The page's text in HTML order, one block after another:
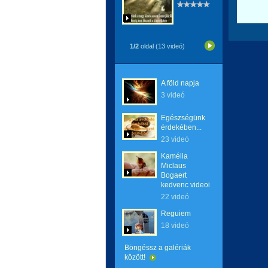
1/2 oldal (13 videó)
A föld napja
3 videó
Egészségünk
érdekében...
23 videó
Kamélia
Miclaus
Bogaert
kedvenc videoi
22 videó
Reguiem
18 videó
Böngéssz a galériák
között!